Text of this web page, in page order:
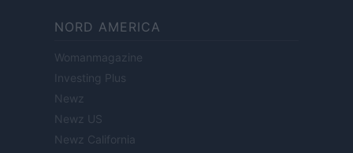
NORD AMERICA
Womanmagazine
Investing Plus
Newz
Newz US
Newz California